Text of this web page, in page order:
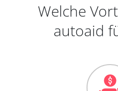
Welche
autoaid